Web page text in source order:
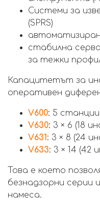
Системи за
(SPRS)
стабилна
за тежки
Капацитетът за
оперативен
V600: 5 станции
V630: 3 × 6 (18
V631: 3 × 8 (24
V633: 3 × 14 (42
Това е което
безнадзорни серии
намеса.